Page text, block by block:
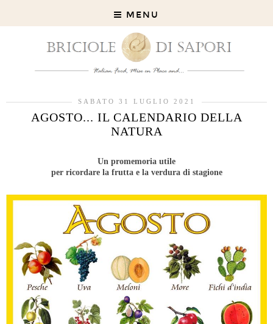
MENU
SABATO 31 LUGLIO 2021
AGOSTO... IL CALENDARIO DELLA
NATURA
Un promemoria utile
per ricordare la frutta e la verdura di stagione